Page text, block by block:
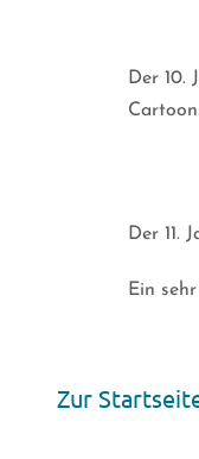
Der 10.
Der 11.
Ein
Zur